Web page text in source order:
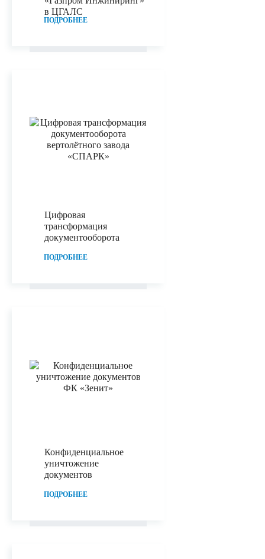
в ЦГАЛС
ПОДРОБНЕЕ
Цифровая
трансформация
документооборота
ПОДРОБНЕЕ
Конфиденциальное
уничтожение
документов
ПОДРОБНЕЕ